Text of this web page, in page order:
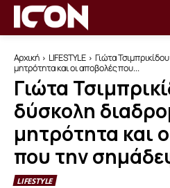
Αρχική LIFESTYLE
Γιώτα
μητρότητα και οι αποβολές που...
Γιώτα
δύσκολη
μητρότητα και
που την
LIFESTYLE